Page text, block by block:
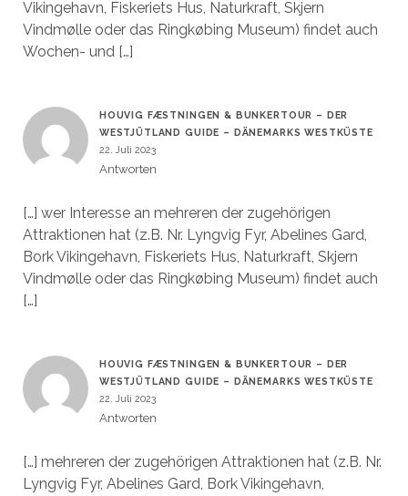
Vikingehavn, Fiskeriets Hus, Naturkraft, Skjern
Vindmølle oder das Ringkøbing Museum) findet auch
Wochen- und […]
HOUVIG FÆSTNINGEN & BUNKERTOUR – DER
WESTJÜTLAND GUIDE – DÄNEMARKS WESTKÜSTE
22. Juli 2023
Antworten
[…] wer Interesse an mehreren der zugehörigen
Attraktionen hat (z.B. Nr. Lyngvig Fyr, Abelines Gard,
Bork Vikingehavn, Fiskeriets Hus, Naturkraft, Skjern
Vindmølle oder das Ringkøbing Museum) findet auch
[…]
HOUVIG FÆSTNINGEN & BUNKERTOUR – DER
WESTJÜTLAND GUIDE – DÄNEMARKS WESTKÜSTE
22. Juli 2023
Antworten
[…] mehreren der zugehörigen Attraktionen hat (z.B. Nr.
Lyngvig Fyr, Abelines Gard, Bork Vikingehavn,